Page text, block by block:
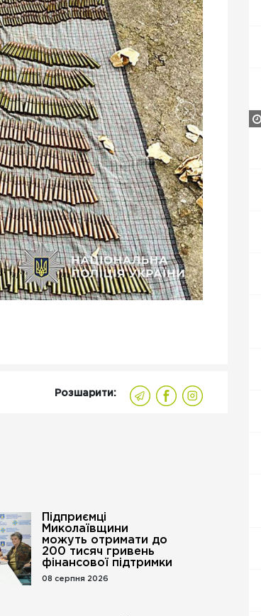
Розшарити:
Підприємці
Миколаївщини
можуть отримати до
200 тисяч гривень
фінансової підтримки
08 серпня 2026